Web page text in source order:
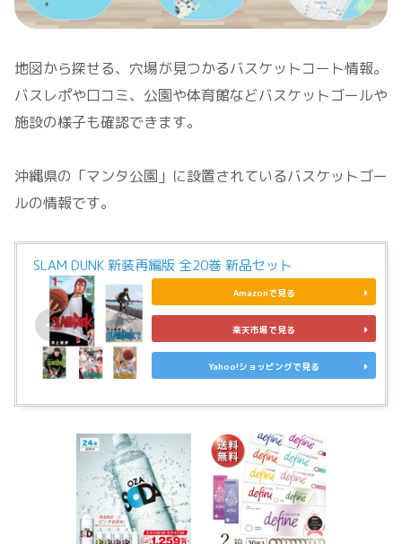
地図から探せる、穴場が見つかるバスケットコート情報。
バスレポや口コミ、公園や体育館などバスケットゴールや
施設の様子も確認できます。
沖縄県の「マンタ公園」に設置されているバスケットゴー
ルの情報です。
SLAM DUNK 新装再編版 全20巻 新品セット
Amazonで見る
楽天市場で見る
Yahoo!ショッピングで見る